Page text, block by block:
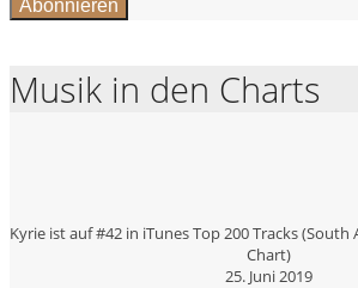
Musik in den Charts
Kyrie ist auf #42 in iTunes Top 200 Tracks (South
Chart)
25. Juni 2019